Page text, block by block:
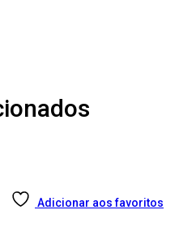
Adicionar aos favoritos